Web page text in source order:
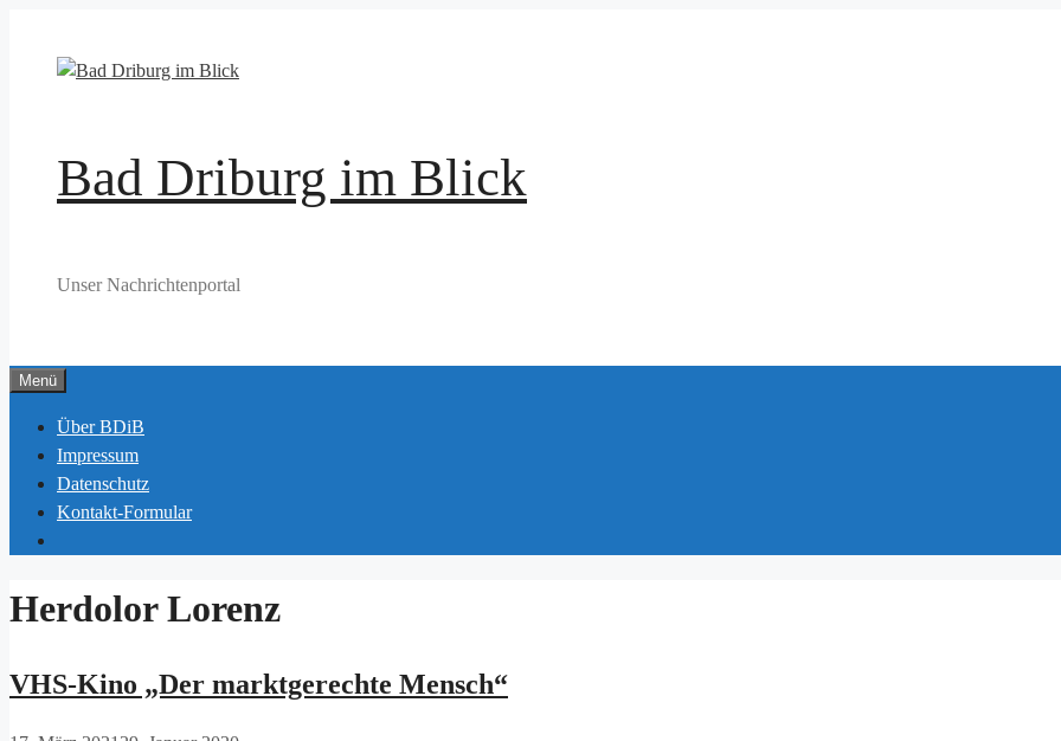
springen
Bad Driburg im Blick
Unser Nachrichtenportal
Menü
Über BDiB
Impressum
Datenschutz
Kontakt-Formular
Herdolor Lorenz
VHS-Kino „Der marktgerechte Mensch“